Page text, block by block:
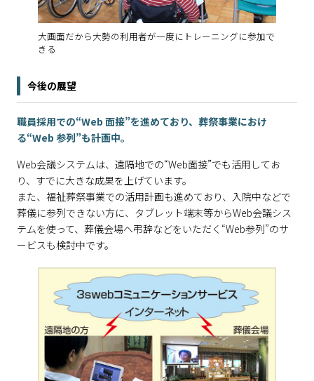
大画面だから大勢の利用者が一度にトレーニングに参加で
きる
今後の展望
職員採用での“Web 面接”を進めており、葬祭事業におけ
る“Web 参列”も計画中。
Web会議システムは、遠隔地での“Web面接”でも活用してお
り、すでに大きな成果を上げています。
また、福祉葬祭事業での活用計画も進めており、入院中などで
葬儀に参列できない方に、タブレット端末等からWeb会議シス
テムを使って、葬儀会場へ弔辞などをいただく“Web参列”のサ
ービスも検討中です。